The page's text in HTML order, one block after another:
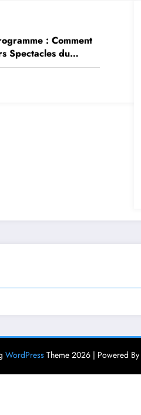
: Comment
Spectacles du
WordPressTheme 2026 | Powered By